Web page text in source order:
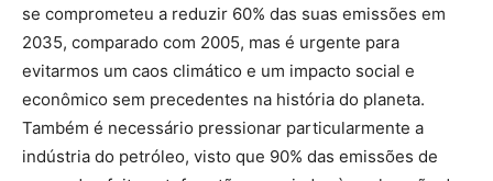
se comprometeu a reduzir 60% das suas emissões em
2035, comparado com 2005, mas é urgente para
evitarmos um caos climático e um impacto social e
econômico sem precedentes na história do planeta.
Também é necessário pressionar particularmente a
indústria do petróleo, visto que 90% das emissões de